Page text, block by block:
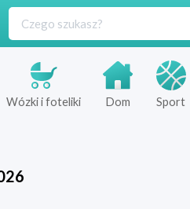
Wózki i foteliki Dom Sport